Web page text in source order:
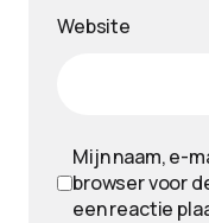
Website
Mijn naam, e-
browser voor
een reactie